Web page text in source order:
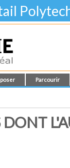
Parcourir